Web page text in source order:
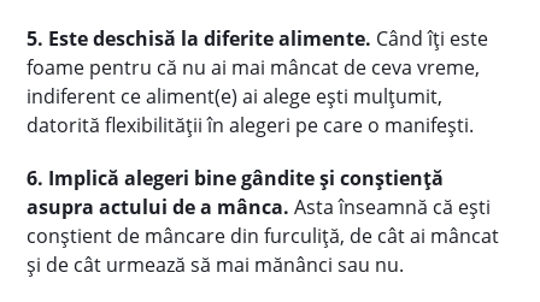
5. Este deschisă la diferite alimente. Când îți este
foame pentru că nu ai mai mâncat de ceva vreme,
indiferent ce aliment(e) ai alege ești mulțumit,
datorită flexibilității în alegeri pe care o manifești.
6. Implică alegeri bine gândite și conștiență
asupra actului de a mânca.Asta înseamnă că ești
conștient de mâncare din furculiță, de cât ai mâncat
și de cât urmează să mai mănânci sau nu.